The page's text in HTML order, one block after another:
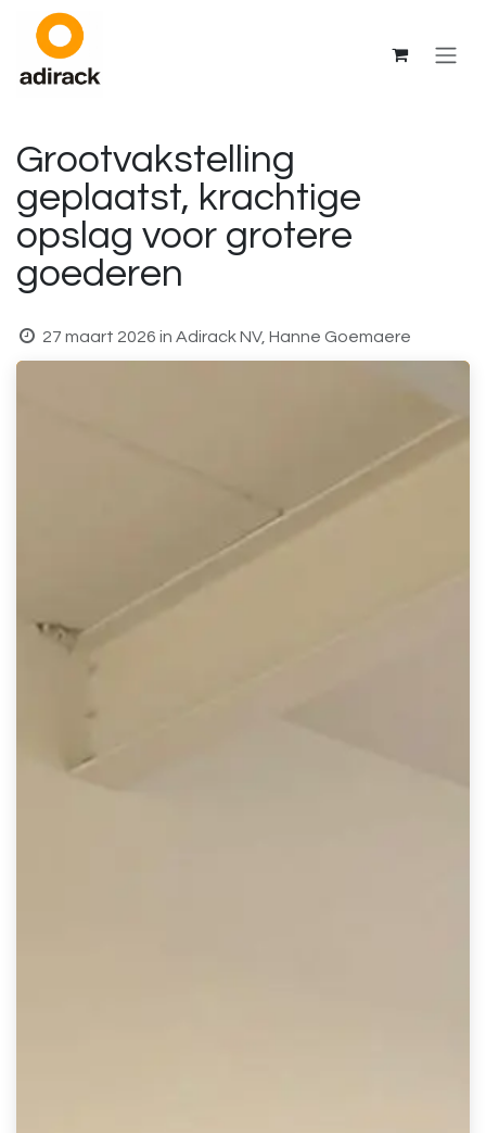
Overslaan naar inhoud
Grootvakstelling
geplaatst, krachtige
opslag voor grotere
goederen
27 maart 2026 in Adirack NV, Hanne Goemaere